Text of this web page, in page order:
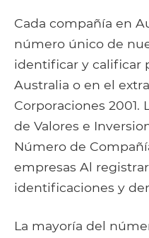
Cada compañía en
número único de
identificar y calificar
Australia o en el
Corporaciones 2001.
de Valores e
Número de
empresas Al
identificaciones y
La mayoría del